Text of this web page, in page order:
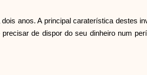
anos. A principal caraterística destes
de dispor do seu dinheiro num